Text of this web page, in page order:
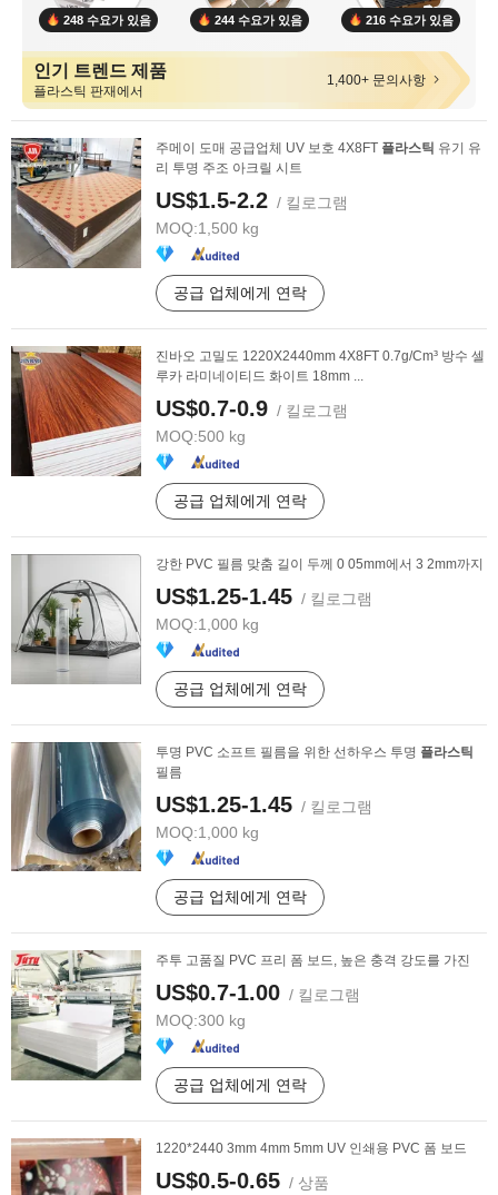
248 수요가 있음 244 수요가 있음 216 수요가 있음
인기 트렌드 제품
플라스틱 판재에서
1,400+ 문의사항
주메이 도매 공급업체 UV 보호 4X8FT 플라스틱 유기 유
리 투명 주조 아크릴 시트
US$1.5-2.2 / 킬로그램
MOQ:1,500 kg
공급 업체에게 연락
진바오 고밀도 1220X2440mm 4X8FT 0.7g/Cm³ 방수 셀
루카 라미네이티드 화이트 18mm ...
US$0.7-0.9 / 킬로그램
MOQ:500 kg
공급 업체에게 연락
강한 PVC 필름 맞춤 길이 두께 0 05mm에서 3 2mm까지
US$1.25-1.45 / 킬로그램
MOQ:1,000 kg
공급 업체에게 연락
투명 PVC 소프트 필름을 위한 선하우스 투명 플라스틱
필름
US$1.25-1.45 / 킬로그램
MOQ:1,000 kg
공급 업체에게 연락
주투 고품질 PVC 프리 폼 보드, 높은 충격 강도를 가진
US$0.7-1.00 / 킬로그램
MOQ:300 kg
공급 업체에게 연락
1220*2440 3mm 4mm 5mm UV 인쇄용 PVC 폼 보드
US$0.5-0.65 / 상품